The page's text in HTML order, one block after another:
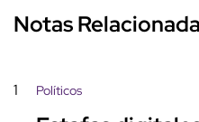
Notas
1 Políticos